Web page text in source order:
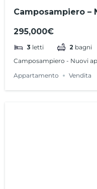
Camposampiero –
295,000€
3 letti 2 bagni
Camposampiero - Nuovi
Appartamento
Vendita